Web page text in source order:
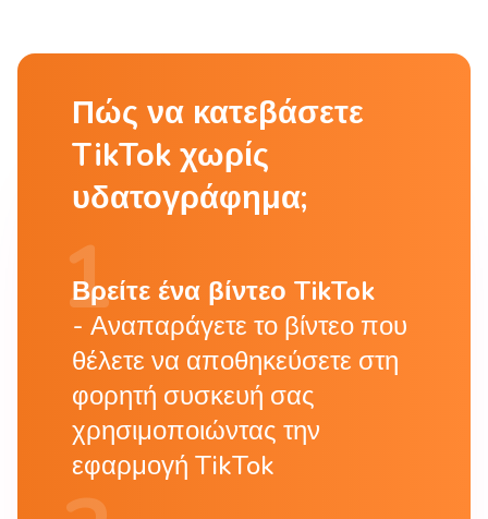
Πώς να κατεβάσετε
TikTok χωρίς
υδατογράφημα;
Βρείτε ένα βίντεο TikTok
Αναπαράγετε το βίντεο που
θέλετε να αποθηκεύσετε στη
φορητή συσκευή σας
χρησιμοποιώντας την
εφαρμογή TikTok